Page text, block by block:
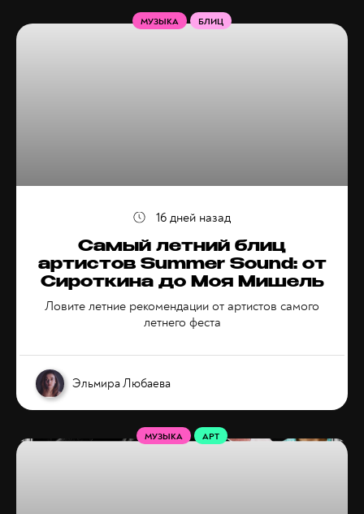
Самый летний блиц
артистов Summer Sound: от
Сироткина до Моя Мишель
Ловите летние рекомендации от артистов самого
летнего феста
МУЗЫКА БЛИЦ
Эльмира Любаева
16 дней назад
МУЗЫКА АРТ